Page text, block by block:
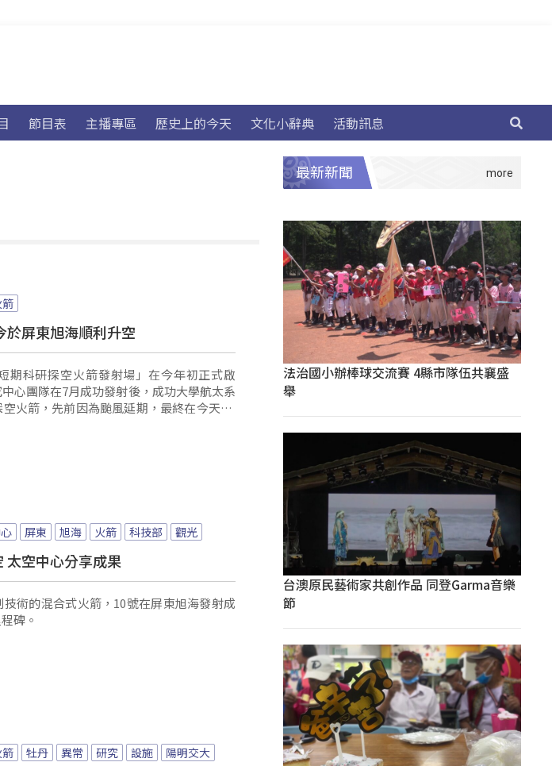
節目表 主播專區 歷史上的今天 文化小辭典 活動訊息
箭
於屏東旭海順利升空
期科研探空火箭發射場」在今年初正式啟
心團隊在7月成功發射後，成功大學航太系
火箭，先前因為颱風延期，最終在今天(8)
屏東 旭海 火箭 科技部 觀光
太空中心分享成果
術的混合式火箭，10號在屏東旭海發射成
碑。
箭 牡丹 異常 研究 設施 陽明交大
最新新聞
法治國小辦棒球交流賽 4縣市隊伍共襄盛
舉
台澳原民藝術家共創作品 同登Garma音樂
節